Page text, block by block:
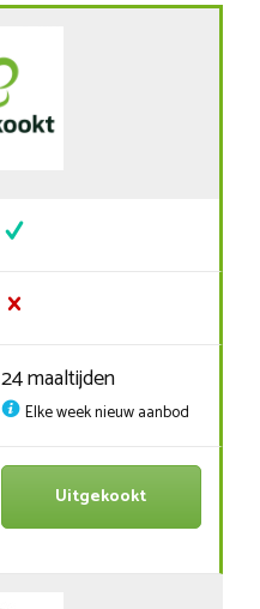
24 maaltijden
Elke week nieuw aanbod
Uitgekookt